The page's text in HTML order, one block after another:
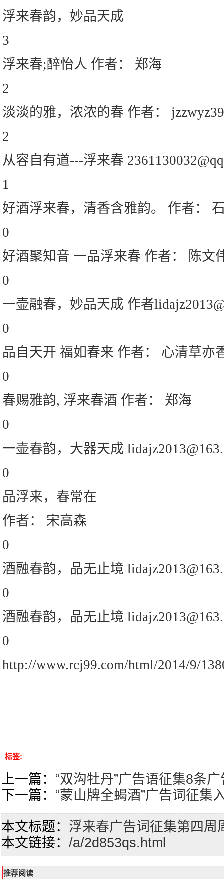
浮来春韵，妙品天成
3
浮来春;醉怡人 作者： 郑海
2
淡淡的雅，浓浓的春 作者：
2
从容自有道---浮来春
1
好酒浮来春，清香含雅韵。 作者：
0
好酒聚知音 一品浮来春 作者： 陈文
0
一壶融春，妙品天成 作者
0
品自天开 福如春来 作者： 心清草亦
0
春赐雅韵, 浮来春酒 作者： 郑海
0
一壶春韵，大器天成
0
品浮来，春常在
作者： 宋高森
0
酒融春韵，品无止境
0
酒融春韵，品无止境
0
http://www.rcj99.com/html/2014/9/
标签:
上一篇： “双沟牡丹”广告语征集8条
下一篇： “蒙山牌全蝎酒”广告词征集
本文标题： 浮来春广告词征集第四周
本文链接： /a/2d853qs.html
推荐阅读